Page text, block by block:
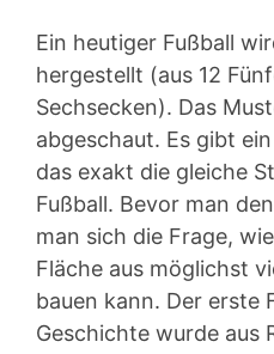
Ein heutiger Fußball
hergestellt (aus 12
Sechsecken). Das
abgeschaut. Es gibt
das exakt die gleiche
Fußball. Bevor man
man sich die Frage,
Fläche aus möglichst
bauen kann. Der erste
Geschichte wurde aus